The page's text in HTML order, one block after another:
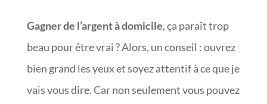
Gagner de l’argent à domicile, ça paraît trop
beau pour être vrai ? Alors, un conseil : ouvrez
bien grand les yeux et soyez attentif à ce que je
vais vous dire. Car non seulement vous pouvez